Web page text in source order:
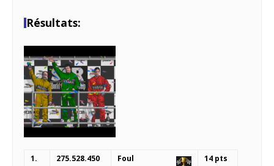
Résultats:
1. 275.528.450 Foul 14 pts